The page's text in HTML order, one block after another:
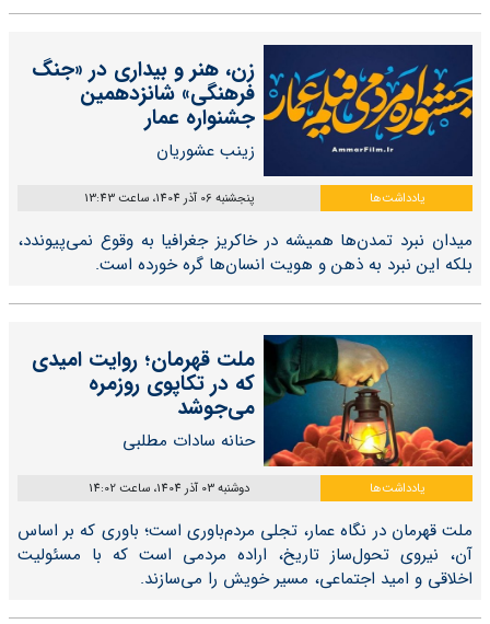
زن، هنر و بیداری در «جنگ
فرهنگی» شانزدهمین
جشنواره عمار
زینب عشوریان
یادداشت‌ها پنجشنبه 06 آذر 1404، ساعت 13:43
میدان نبرد تمدن‌ها همیشه در خاکریز جغرافیا به وقوع نمی‌پیوندد،
بلکه این نبرد به ذهن و هویت انسان‌ها گره خورده است.
ملت قهرمان؛ روایت امیدی
که در تکاپوی روزمره
می‌جوشد
حنانه سادات مطلبی
یادداشت‌ها دوشنبه 03 آذر 1404، ساعت 14:02
ملت قهرمان در نگاه عمار، تجلی مردم‌باوری است؛ باوری که بر اساس
آن، نیروی تحول‌ساز تاریخ، اراده‌ مردمی است که با مسئولیت
اخلاقی و امید اجتماعی، مسیر خویش را می‌سازند.